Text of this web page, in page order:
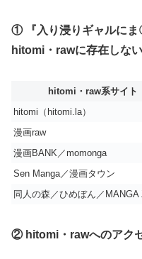
① 『入り浸りギャルにま
hitomi・rawに存在しない
hitomi・raw系サイト
hitomi（hitomi.la）
漫画raw
漫画BANK／momonga
Sen Manga／漫画タウン
同人の森／ひめぼん／MANGA
② hitomi・rawへのアク